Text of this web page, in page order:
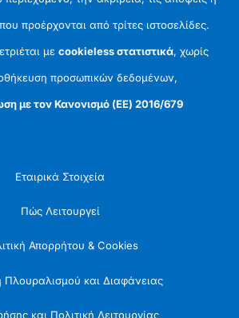
προέρχονται από τρίτες ιστοσελίδες.
μεcookieless στατιστικά, χωρίς
προσωπικών δεδομένων,
με τον Κανονισμό (ΕΕ) 2016/679
Εταιρικά Στοιχεία
Πώς Λειτουργεί
Απορρήτου & Cookies
Πλουραλισμού και Διαφάνειας
και Πολιτική Λειτουργίας